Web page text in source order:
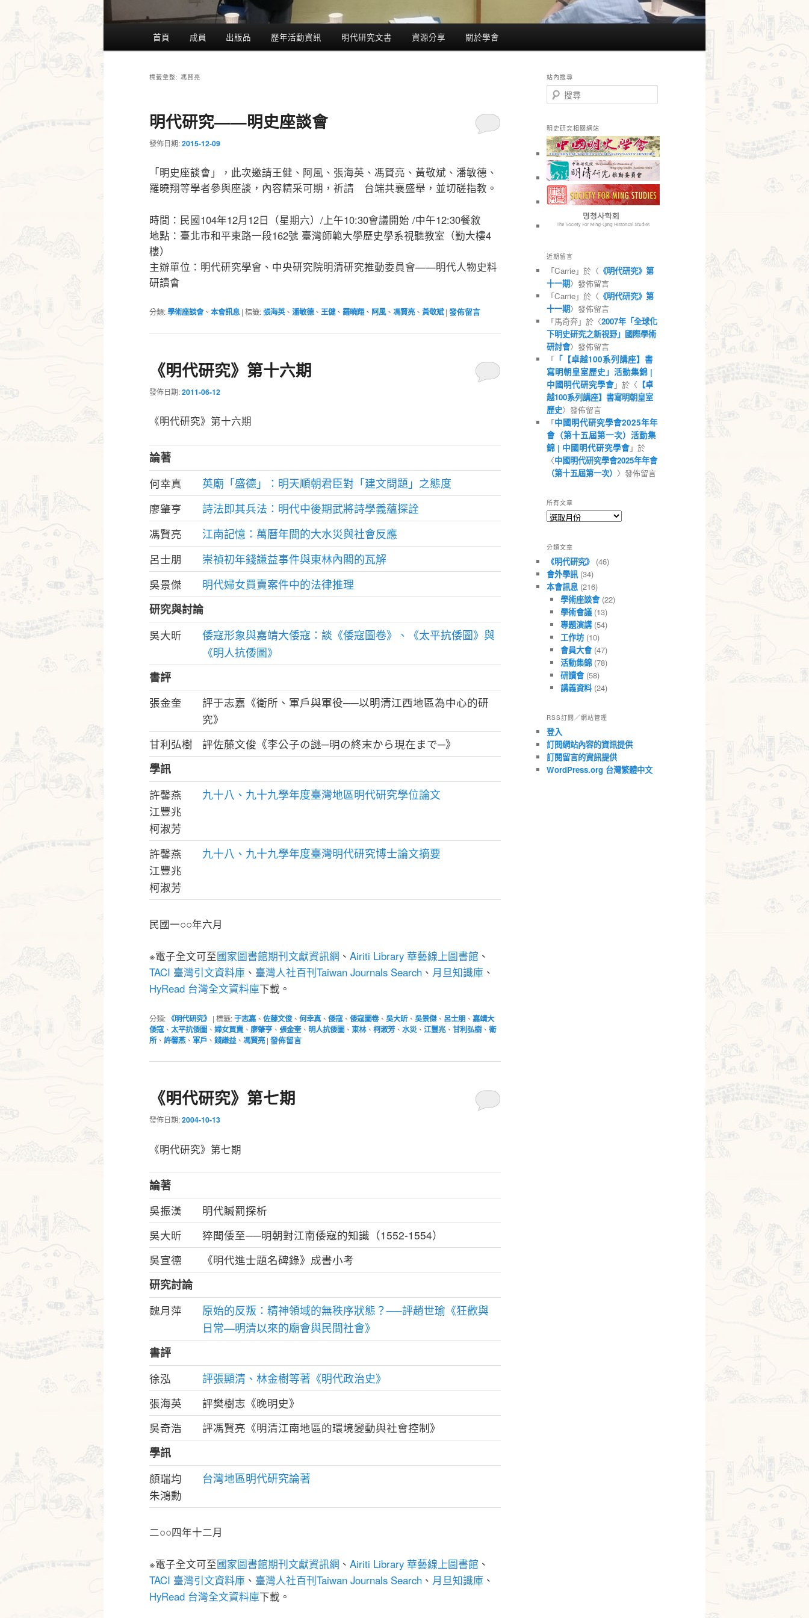
首頁 成員 出版品 歷年活動資訊 明代研究文書 資源分享 關於學會
標籤彙整: 馮賢亮
明代研究——明史座談會
發佈日期:2015-12-09
「明史座談會」，此次邀請王健、阿風、張海英、馮賢亮、黃敬斌、潘敏德、
羅曉翔等學者參與座談，內容精采可期，祈請 台端共襄盛舉，並切磋指教。
時間：民國104年12月12日（星期六）/上午10:30會議開始 /中午12:30餐敘
地點：臺北市和平東路一段162號 臺灣師範大學歷史學系視聽教室（勤大樓4
樓）
主辦單位：明代研究學會、中央研究院明清研究推動委員會——明代人物史料
研讀會
分類:學術座談會、 本會訊息 | 標籤:張海英、 潘敏德、 王健、 羅曉翔 、 阿風、 馮賢亮、 黃敬斌 | 發佈留言
《明代研究》第十六期
發佈日期:2011-06-12
《明代研究》第十六期
論著
何幸真 英廟「盛德」：明天順朝君臣對「建文問題」之態度
廖肇亨 詩法即其兵法：明代中後期武將詩學義蘊探詮
馮賢亮 江南記憶：萬曆年間的大水災與社會反應
呂士朋 崇禎初年錢謙益事件與東林內閣的瓦解
吳景傑
明代婦女買賣案件中的法律推理
研究與討論
吳大昕
倭寇形象與嘉靖大倭寇：談《倭寇圖卷》、《太平抗倭圖》與
《明人抗倭圖》
書評
張金奎
評于志嘉《衛所、軍戶與軍役──以明清江西地區為中心的研
究》
甘利弘樹
評佐藤文俊《李公子の謎─明の終末から現在まで─》
學訊
許馨燕
江豐兆
柯淑芳
九十八、九十九學年度臺灣地區明代研究學位論文
許馨燕
江豐兆
柯淑芳
九十八、九十九學年度臺灣明代研究博士論文摘要
民國一○○年六月
※電子全文可至國家圖書館期刊文獻資訊網 、 Airiti Library 華藝線上圖書館 、
TACI 臺灣引文資料庫 、 臺灣人社百刊Taiwan Journals Search 、 月旦知識庫 、
HyRead 台灣全文資料庫下載。
分類: 《明代研究》 | 標籤:于志嘉、 佐藤文俊、 何幸真、 倭寇、 倭寇圖卷、 吳大昕、 吳景傑、 呂士朋 、 嘉靖大
倭寇、 太平抗倭圖 、 婦女買賣 、 廖肇亨、 張金奎、 明人抗倭圖 、 東林、 柯淑芳、 水災 、 江豐兆、 甘利弘樹、 衛
所、 許馨燕、 軍戶 、 錢謙益、 馮賢亮 | 發佈留言
《明代研究》第七期
發佈日期:2004-10-13
《明代研究》第七期
論著
吳振漢
明代贓罰探析
吳大昕
猝聞倭至──明朝對江南倭寇的知識（1552-1554）
吳宣德
《明代進士題名碑錄》成書小考
研究討論
魏月萍
原始的反叛：精神領域的無秩序狀態？──評趙世瑜《狂歡與
日常—明清以來的廟會與民間社會》
書評
徐泓 評張顯清、林金樹等著《明代政治史》
張海英
評樊樹志《晚明史》
吳奇浩
評馮賢亮《明清江南地區的環境變動與社會控制》
學訊
顏瑞均
朱鴻勳
台灣地區明代研究論著
二○○四年十二月
※電子全文可至國家圖書館期刊文獻資訊網 、 Airiti Library 華藝線上圖書館 、
TACI 臺灣引文資料庫 、 臺灣人社百刊Taiwan Journals Search 、 月旦知識庫 、
HyRead 台灣全文資料庫下載。
站內搜尋
搜
尋
明史研究相關網站
近期留言
「Carrie」於〈 《明代研究》第
十一期〉發佈留言
「Carrie」於〈 《明代研究》第
十一期〉發佈留言
「馬奇奔」於〈2007年「全球化
下明史研究之新視野」國際學術
研討會〉發佈留言
「 「【卓越100系列講座】書
寫明朝皇室歷史」活動集錦 |
中國明代研究學會」於〈 【卓
越100系列講座】書寫明朝皇室
歷史〉發佈留言
「中國明代研究學會2025年年
會（第十五屆第一次）活動集
錦 | 中國明代研究學會」於
〈中國明代研究學會2025年年會
（第十五屆第一次） 〉發佈留言
所有文章
所
章
分類文章
《明代研究》 (46)
會外學訊 (34)
本會訊息 (216)
學術座談會(22)
學術會議(13)
專題演講(54)
工作坊(10)
會員大會(47)
活動集錦(78)
研讀會(58)
講義資料(24)
RSS訂閱／網站管理
登入
訂閱網站內容的資訊提供
訂閱留言的資訊提供
WordPress.org 台灣繁體中文